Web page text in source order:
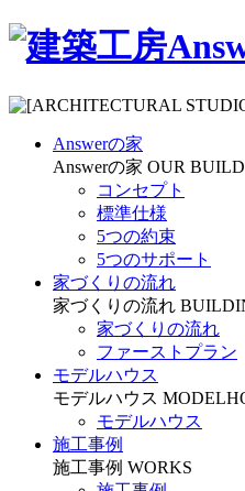
Answerの家
Answerの家 OUR
コンセプト
標準仕様
5つの約束
5つのサポート
家づくりの流れ
家づくりの流れ
家づくりの流れ
ファーストプラン
モデルハウス
モデルハウス
モデルハウス
施工事例
施工事例 WORKS